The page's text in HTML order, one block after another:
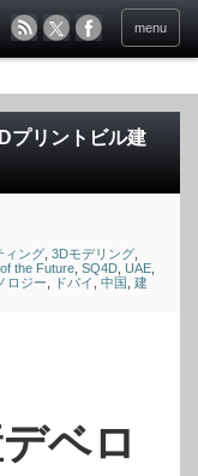
menu
プリントビル建
ィング 3Dモデリング
the Future SQ4D UAE
ロジー ドバイ 中国 建
ベロ